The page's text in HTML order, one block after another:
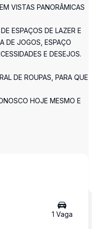
VISTAS PANORÂMICAS
ESPAÇOS DE LAZER E
DE JOGOS, ESPAÇO
E DESEJOS.
DE ROUPAS, PARA QUE
HOJE MESMO E
1 Vaga